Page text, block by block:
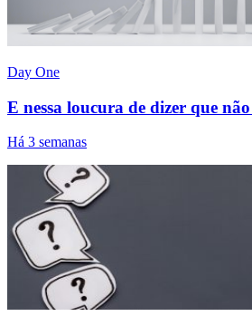
Day One
E nessa loucura de dizer que
Há 3 semanas